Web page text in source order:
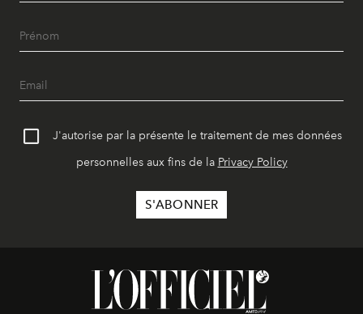
J'autorise par la présente le traitement de mes données
personnelles aux fins de la Privacy Policy